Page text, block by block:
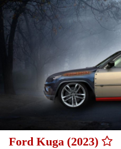
Ford Kuga (2023)